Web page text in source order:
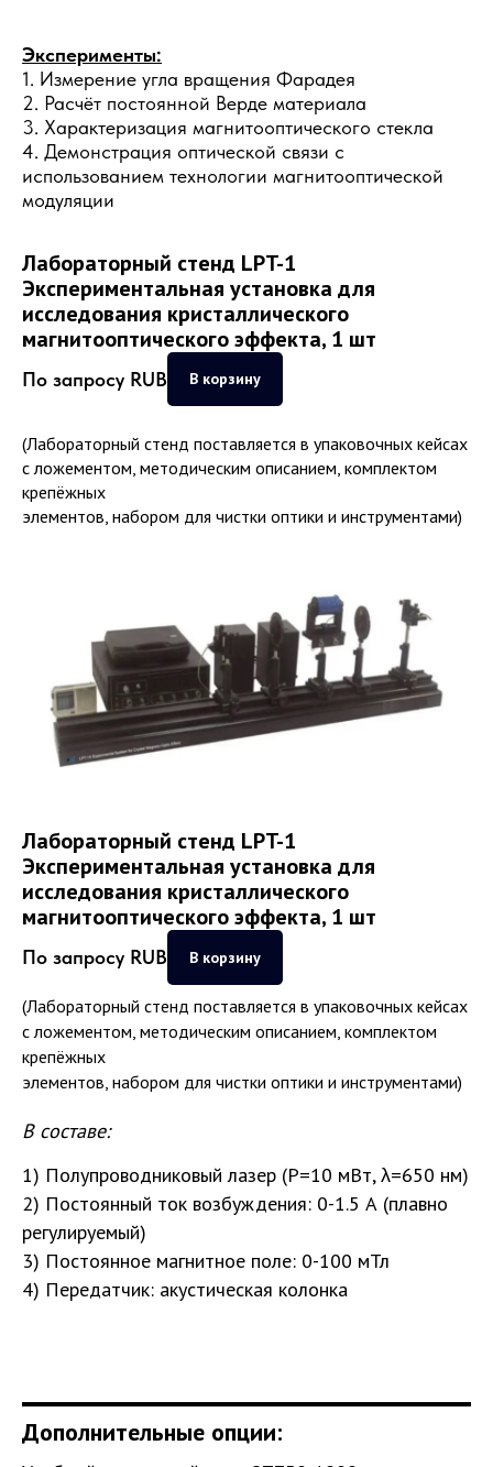
Эксперименты:
1. Измерение угла вращения Фарадея
2. Расчёт постоянной Верде материала
3. Характеризация магнитооптического стекла
4. Демонстрация оптической связи с
использованием технологии магнитооптической
модуляции
Лабораторный стенд LPT-1
Экспериментальная установка для
исследования кристаллического
магнитооптического эффекта, 1 шт
По запросу RUB В корзину
(Лабораторный стенд поставляется в упаковочных кейсах
с ложементом, методическим описанием, комплектом
крепёжных
элементов, набором для чистки оптики и инструментами)
Лабораторный стенд LPT-1
Экспериментальная установка для
исследования кристаллического
магнитооптического эффекта, 1 шт
По запросу RUB В корзину
(Лабораторный стенд поставляется в упаковочных кейсах
с ложементом, методическим описанием, комплектом
крепёжных
элементов, набором для чистки оптики и инструментами)
В составе:
1) Полупроводниковый лазер (P=10 мВт, λ=650 нм)
2) Постоянный ток возбуждения: 0-1.5 А (плавно
регулируемый)
3) Постоянное магнитное поле: 0-100 мТл
4) Передатчик: акустическая колонка
Дополнительные опции: